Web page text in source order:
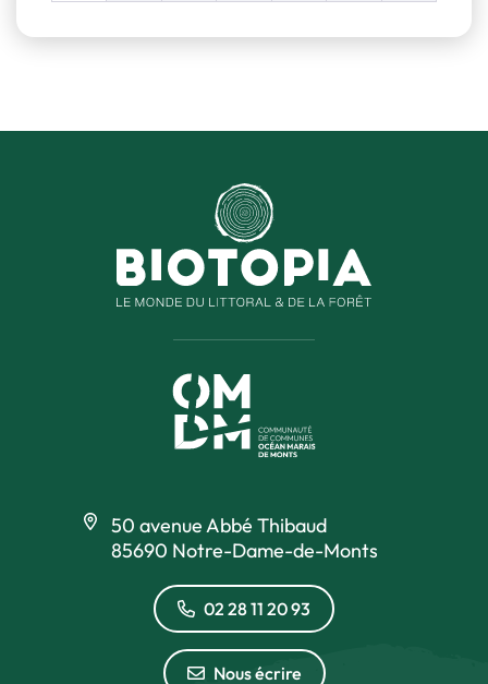
50 avenue Abbé Thibaud
85690 Notre-Dame-de-Monts
02 28 11 20 93
Nous écrire